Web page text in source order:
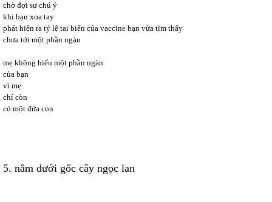
chờ đợi sự chú ý
khi bạn xoa tay
phát hiện ra tỷ lệ tai biến của vaccine bạn vừa tìm thấy
chưa tới một phần ngàn
mẹ không hiểu một phần ngàn
của bạn
vì mẹ
chỉ còn
có một đứa con
5. nằm dưới gốc cây ngọc lan